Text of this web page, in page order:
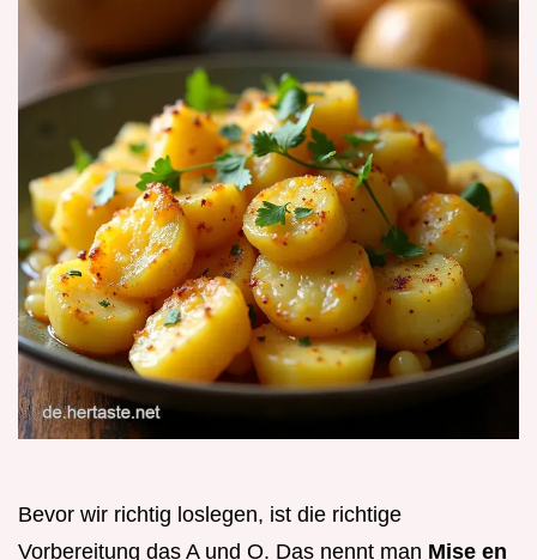
Bevor wir richtig loslegen, ist die richtige
Vorbereitung das A und O. Das nennt man Mise en